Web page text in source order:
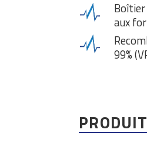
aux
99%